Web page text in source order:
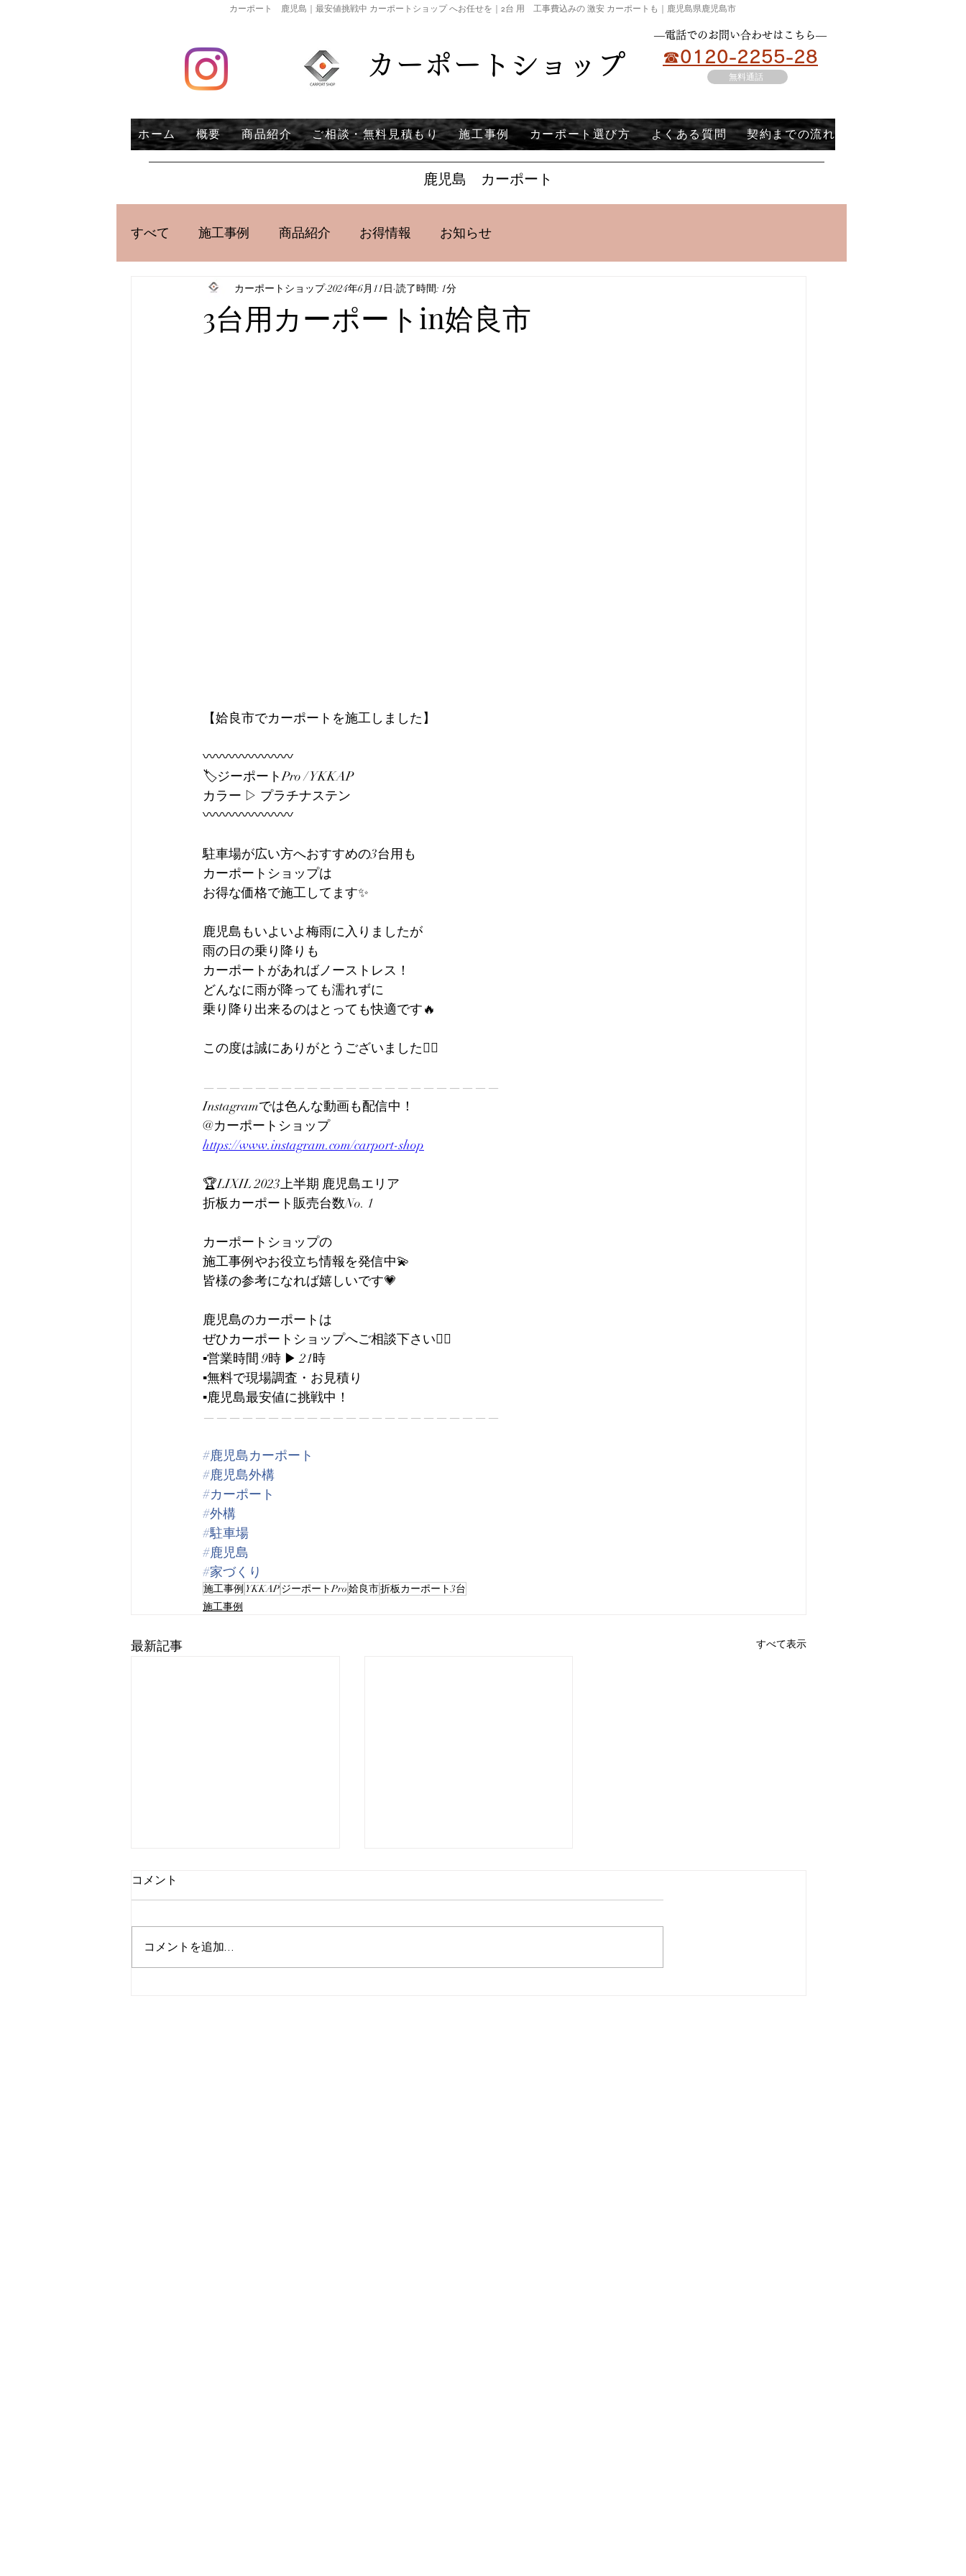
カーポート 鹿児島｜最安値挑戦中 カーポートショップ へお任せを｜2台 用 工事費込みの 激安 カーポートも｜鹿児島県鹿児島市
​―電話でのお問い合わせはこちら―
カーポートショップ ☎0120-2255-28
無料通話
ホーム 概要 商品紹介 ご相談・無料見積もり 施工事例 カーポート選び方 よくある質問 契約までの流れ
鹿児島 カーポート
すべて 施工事例 商品紹介 お得情報 お知らせ
3台用カーポートin姶良市
カーポートショップ 2024年6月11日 読了時間: 1分
【姶良市でカーポートを施工しました】
〰〰〰〰〰〰〰
🏷️ジーポートPro / YKKAP
カラー ▷ プラチナステン
〰〰〰〰〰〰〰
駐車場が広い方へおすすめの3台用も
カーポートショップは
お得な価格で施工してます✨
鹿児島もいよいよ梅雨に入りましたが
雨の日の乗り降りも
カーポートがあればノーストレス！
どんなに雨が降っても濡れずに
乗り降り出来るのはとっても快適です🔥
この度は誠にありがとうございました🙇‍♀️
———————————————————————
Instagramでは色んな動画も配信中！
@カーポートショップ
https://www.instagram.com/carport-shop
🏆LIXIL 2023上半期 鹿児島エリア
折板カーポート販売台数No. 1
カーポートショップの
施工事例やお役立ち情報を発信中💫
皆様の参考になれば嬉しいです💗
鹿児島のカーポートは
ぜひカーポートショップへご相談下さい💁‍♀️
▪️営業時間 9時 ▶︎ 21時
▪️無料で現場調査・お見積り
▪️鹿児島最安値に挑戦中！
———————————————————————
#鹿児島カーポート
#鹿児島外構
#カーポート
#外構
#駐車場
#鹿児島
#家づくり
施工事例 YKKAPジーポートPro姶良市折板カーポート3台
施工事例
最新記事 すべて表示
間口延長カーポート5選
コメント
コメントを追加…